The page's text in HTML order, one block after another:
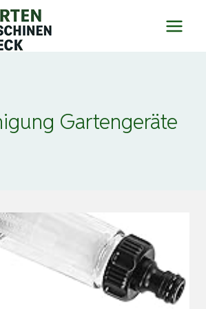
Gartengeräte